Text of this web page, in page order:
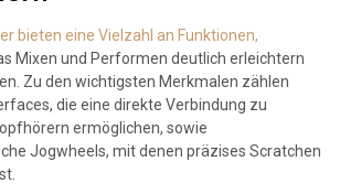
bieten eine Vielzahl an Funktionen,
Mixen und Performen deutlich erleichtern
Zu den wichtigsten Merkmalen zählen
die eine direkte Verbindung zu
ermöglichen, sowie
Jogwheels, mit denen präzises Scratchen